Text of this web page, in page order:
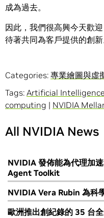
成為過去。
因此，我們很高興今天歡
待著共同為客戶提供的創新
Categories: 專業繪圖與虛
Tags: Artificial Intelligence
computing | NVIDIA
All NVIDIA News
NVIDIA 發佈能為代理加
Agent Toolkit
NVIDIA Vera Rubin 為科
歐洲推出創紀錄的 35 台